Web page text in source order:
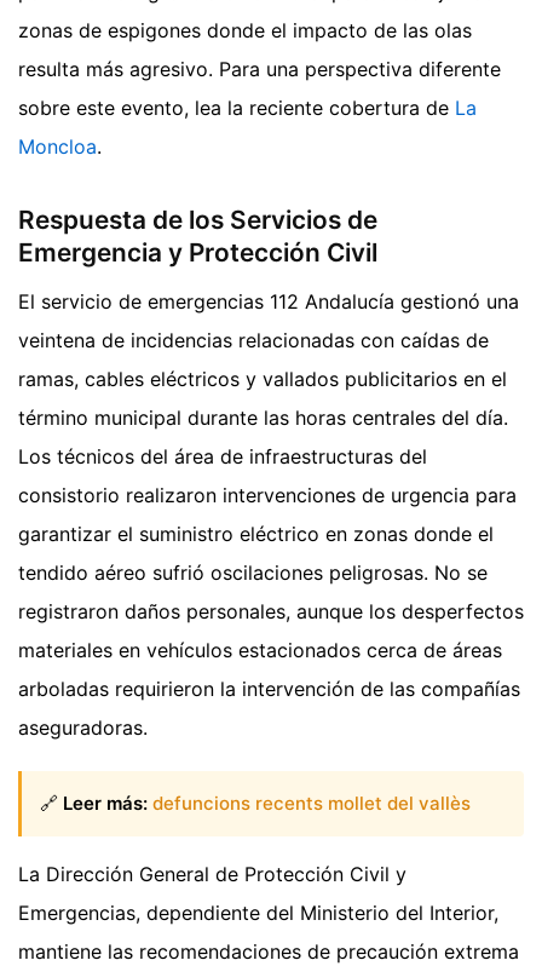
zonas de espigones donde el impacto de las olas
resulta más agresivo. Para una perspectiva diferente
sobre este evento, lea la reciente cobertura de La
Moncloa.
Respuesta de los Servicios de
Emergencia y Protección Civil
El servicio de emergencias 112 Andalucía gestionó una
veintena de incidencias relacionadas con caídas de
ramas, cables eléctricos y vallados publicitarios en el
término municipal durante las horas centrales del día.
Los técnicos del área de infraestructuras del
consistorio realizaron intervenciones de urgencia para
garantizar el suministro eléctrico en zonas donde el
tendido aéreo sufrió oscilaciones peligrosas. No se
registraron daños personales, aunque los desperfectos
materiales en vehículos estacionados cerca de áreas
arboladas requirieron la intervención de las compañías
aseguradoras.
🔗 Leer más: defuncions recents mollet del vallès
La Dirección General de Protección Civil y
Emergencias, dependiente del Ministerio del Interior,
mantiene las recomendaciones de precaución extrema